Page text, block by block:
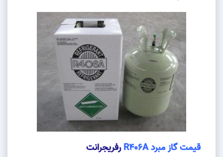
قیمت گاز مبرد R406A رفریجرانت